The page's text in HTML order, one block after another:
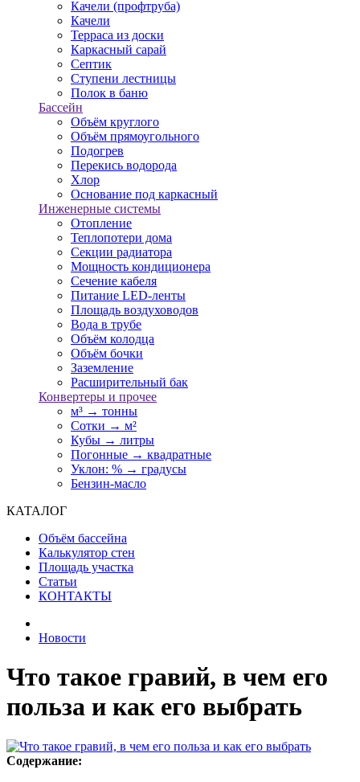
Качели (профтруба)
Качели
Терраса из доски
Каркасный сарай
Септик
Ступени лестницы
Полок в баню
Бассейн
Объём круглого
Объём прямоугольного
Подогрев
Перекись водорода
Хлор
Основание под каркасный
Инженерные системы
Отопление
Теплопотери дома
Секции радиатора
Мощность кондиционера
Сечение кабеля
Питание LED-ленты
Площадь воздуховодов
Вода в трубе
Объём колодца
Объём бочки
Заземление
Расширительный бак
Конвертеры и прочее
м³ → тонны
Сотки → м²
Кубы → литры
Погонные → квадратные
Уклон: % → градусы
Бензин-масло
КАТАЛОГ
Объём бассейна
Калькулятор стен
Площадь участка
Статьи
КОНТАКТЫ
Новости
Что такое гравий, в чем его
польза и как его выбрать
Содержание: